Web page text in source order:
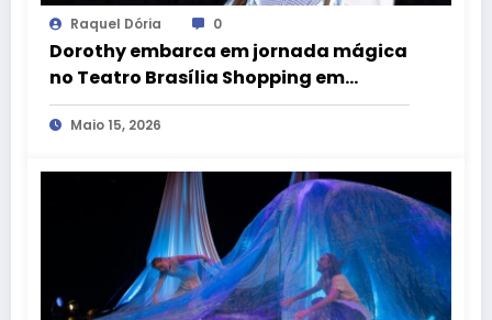
Raquel Dória 0
Dorothy embarca em jornada mágica
no Teatro Brasília Shopping em
espetáculo inspirado em “O Mágico
de Oz”
Maio 15, 2026